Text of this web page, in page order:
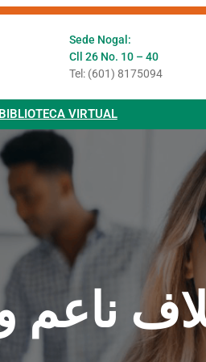
Sede Nogal:
Cll 26 No. 10 – 40
Tel: (601) 8175094
BIBLIOTECA VIRTUAL